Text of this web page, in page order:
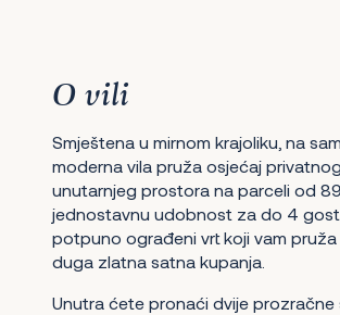
O vili
Smještena u mirnom krajoliku, na
moderna vila pruža osjećaj
unutarnjeg prostora na parceli od
jednostavnu udobnost za do 4
potpuno ograđeni vrt koji vam
duga zlatna satna kupanja.
Unutra ćete pronaći dvije